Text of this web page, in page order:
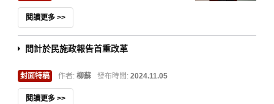
閱讀更多 >>
問計於民施政報告首重改革
封面特稿 作者: 柳蘇 發布時間: 2024.11.05
閱讀更多 >>